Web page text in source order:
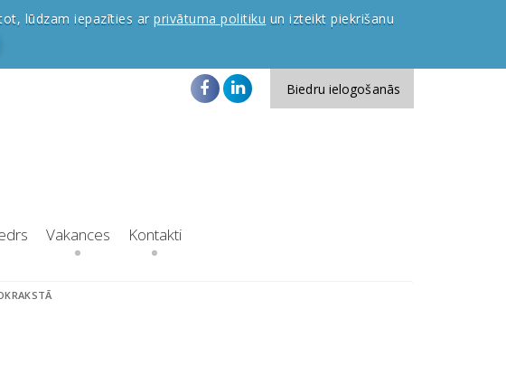
lūdzam iepazīties arprivātuma politiku un izteikt piekrišanu
Biedru ielogošanās
Vakances Kontakti